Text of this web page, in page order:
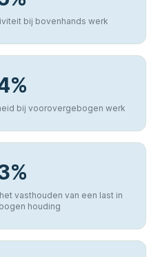
bij bovenhands werk
bij voorovergebogen werk
vasthouden van een last in
houding